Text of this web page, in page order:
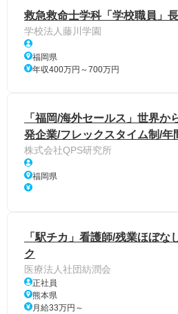
救急救命士学科「学校職員」
学校法人藤川学園
福岡県
年収400万円～700万円
「福岡/海外セールス」世界か
発企業/フレックスタイム制/年
株式会社QPS研究所
福岡県
「駅チカ」看護師/残業ほぼな
ク
医療法人社団紡潤会
正社員
熊本県
月給33万円～